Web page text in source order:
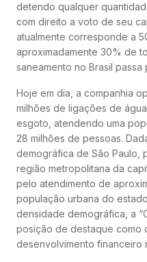
detendo qualquer
com direito a voto de seu
atualmente corresponde a
aproximadamente 30% de
saneamento no Brasil passa
Hoje em dia, a companhia
milhões de ligações de
esgoto, atendendo uma
28 milhões de pessoas.
demográfica de São Paulo,
região metropolitana da
pelo atendimento de
população urbana do
densidade demográfica, a
posição de destaque como
desenvolvimento financeiro